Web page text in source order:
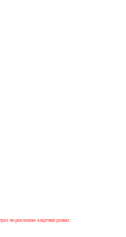
чи рекламою азартних розваг.